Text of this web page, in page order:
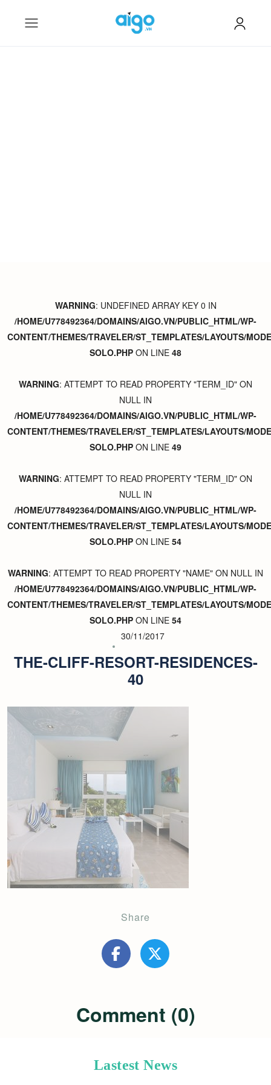
WARNING: UNDEFINED ARRAY KEY 0 IN
/HOME/U778492364/DOMAINS/AIGO.VN/PUBLIC_HTML/WP-
CONTENT/THEMES/TRAVELER/ST_TEMPLATES/LAYOUTS/
SOLO.PHP ON LINE 48
WARNING: ATTEMPT TO READ PROPERTY "TERM_ID" ON
NULL IN
/HOME/U778492364/DOMAINS/AIGO.VN/PUBLIC_HTML/WP-
CONTENT/THEMES/TRAVELER/ST_TEMPLATES/LAYOUTS/
SOLO.PHP ON LINE 49
WARNING: ATTEMPT TO READ PROPERTY "TERM_ID" ON
NULL IN
/HOME/U778492364/DOMAINS/AIGO.VN/PUBLIC_HTML/WP-
CONTENT/THEMES/TRAVELER/ST_TEMPLATES/LAYOUTS/
SOLO.PHP ON LINE 54
WARNING: ATTEMPT TO READ PROPERTY "NAME" ON NULL IN
/HOME/U778492364/DOMAINS/AIGO.VN/PUBLIC_HTML/WP-
CONTENT/THEMES/TRAVELER/ST_TEMPLATES/LAYOUTS/
SOLO.PHP ON LINE 54
30/11/2017
THE-CLIFF-RESORT-RESIDENCES-
40
Share
Comment (0)
Lastest News